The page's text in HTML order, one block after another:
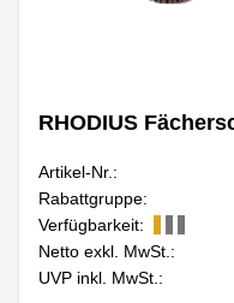
RHODIUS
Artikel-Nr.:
Rabattgruppe:
Verfügbarkeit:
Netto exkl. MwSt.:
UVP inkl. MwSt.: